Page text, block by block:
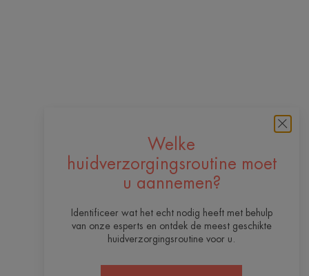
Welke
huidverzorgingsroutine moet
u aannemen?
Identificeer wat het echt nodig heeft met behulp
van onze esperts en ontdek de meest geschikte
huidverzorgingsroutine voor u.